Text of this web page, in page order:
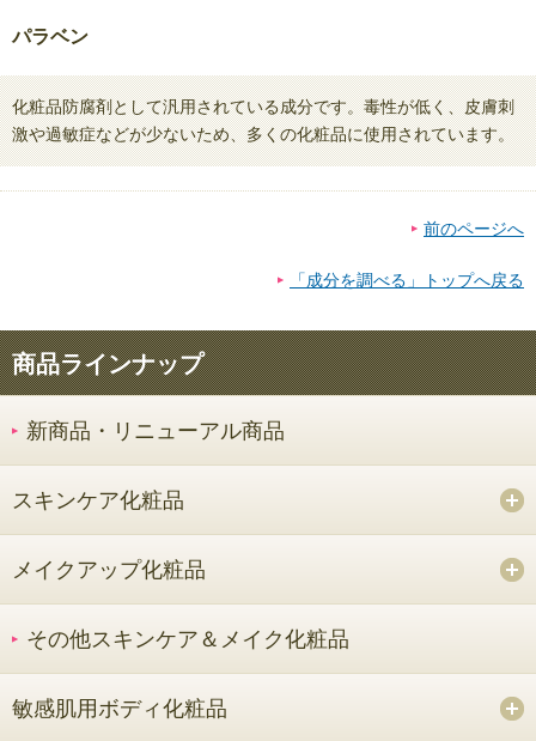
パラベン
化粧品防腐剤として汎用されている成分です。毒性が低く、皮膚刺
激や過敏症などが少ないため、多くの化粧品に使用されています。
前のページへ
「成分を調べる」トップへ戻る
商品ラインナップ
新商品・リニューアル商品
スキンケア化粧品
メイクアップ化粧品
その他スキンケア＆メイク化粧品
敏感肌用ボディ化粧品